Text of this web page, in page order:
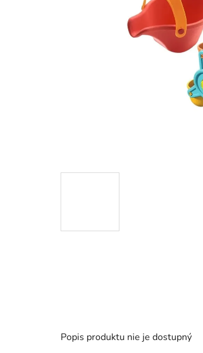
Popis produktu nie je dostupný